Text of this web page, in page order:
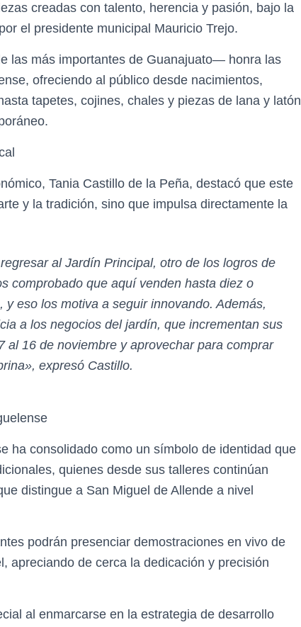
creadas con talento, herencia y pasión, bajo la
el presidente municipal Mauricio Trejo.
las más importantes de Guanajuato— honra las
ofreciendo al público desde nacimientos,
tapetes, cojines, chales y piezas de lana y latón
Tania Castillo de la Peña, destacó que este
y la tradición, sino que impulsa directamente la
al Jardín Principal, otro de los logros de
comprobado que aquí venden hasta diez o
eso los motiva a seguir innovando. Además,
a los negocios del jardín, que incrementan sus
al 16 de noviembre y aprovechar para comprar
expresó Castillo.
ha consolidado como un símbolo de identidad que
quienes desde sus talleres continúan
distingue a San Miguel de Allende a nivel
podrán presenciar demostraciones en vivo de
apreciando de cerca la dedicación y precisión
al enmarcarse en la estrategia de desarrollo